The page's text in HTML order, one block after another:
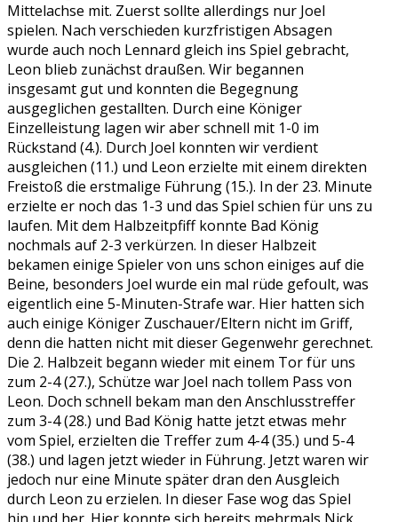
Mittelachse mit. Zuerst sollte allerdings nur Joel
spielen. Nach verschieden kurzfristigen Absagen
wurde auch noch Lennard gleich ins Spiel gebracht,
Leon blieb zunächst draußen. Wir begannen
insgesamt gut und konnten die Begegnung
ausgeglichen gestallten. Durch eine Königer
Einzelleistung lagen wir aber schnell mit 1-0 im
Rückstand (4.). Durch Joel konnten wir verdient
ausgleichen (11.) und Leon erzielte mit einem direkten
Freistoß die erstmalige Führung (15.). In der 23. Minute
erzielte er noch das 1-3 und das Spiel schien für uns zu
laufen. Mit dem Halbzeitpfiff konnte Bad König
nochmals auf 2-3 verkürzen. In dieser Halbzeit
bekamen einige Spieler von uns schon einiges auf die
Beine, besonders Joel wurde ein mal rüde gefoult, was
eigentlich eine 5-Minuten-Strafe war. Hier hatten sich
auch einige Königer Zuschauer/Eltern nicht im Griff,
denn die hatten nicht mit dieser Gegenwehr gerechnet.
Die 2. Halbzeit begann wieder mit einem Tor für uns
zum 2-4 (27.), Schütze war Joel nach tollem Pass von
Leon. Doch schnell bekam man den Anschlusstreffer
zum 3-4 (28.) und Bad König hatte jetzt etwas mehr
vom Spiel, erzielten die Treffer zum 4-4 (35.) und 5-4
(38.) und lagen jetzt wieder in Führung. Jetzt waren wir
jedoch nur eine Minute später dran den Ausgleich
durch Leon zu erzielen. In dieser Fase wog das Spiel